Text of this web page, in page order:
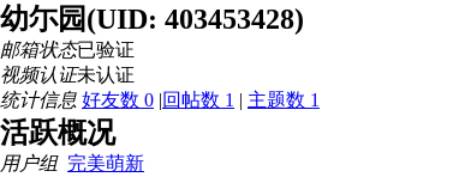
幼尓园(UID: 403453428)
邮箱状态已验证
视频认证未认证
统计信息 好友数 0 |回帖数 1 | 主题数 1
活跃概况
用户组 完美萌新